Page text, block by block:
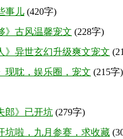
事儿 (420字)
》古风温馨宠文 (228字)
》异世玄幻升级爽文宠文
现耽，娱乐圈，宠文 (215字)
郎》已开坑 (279字)
坑啦，九月参赛，求收藏